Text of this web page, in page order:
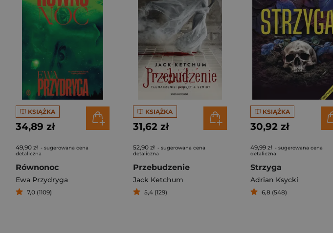
KSIĄŻKA
34,89 zł
49,90 zł - sugerowana cena
detaliczna
Równonoc
Ewa Przydryga
7,0 (1109)
KSIĄŻKA
31,62 zł
52,90 zł - sugerowana cena
detaliczna
Przebudzenie
Jack Ketchum
5,4 (129)
KSIĄŻKA
30,92 zł
49,99 zł - sugerowana cena
detaliczna
Strzyga
Adrian Ksycki
6,8 (548)